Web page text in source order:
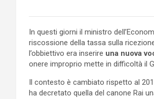
In questi giorni il ministro
riscossione della tassa sulla
l’obbiettivo era inserire una nuova
onere improprio mette in difficoltà il
Il contesto è cambiato rispetto al
ha decretato quella del canone Rai